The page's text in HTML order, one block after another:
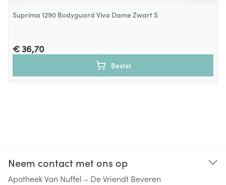
Suprima 1290 Bodyguard Viva Dame Zwart S
€ 36,70
Bestel
Neem contact met ons op
Apotheek Van Nuffel – De Vriendt Beveren